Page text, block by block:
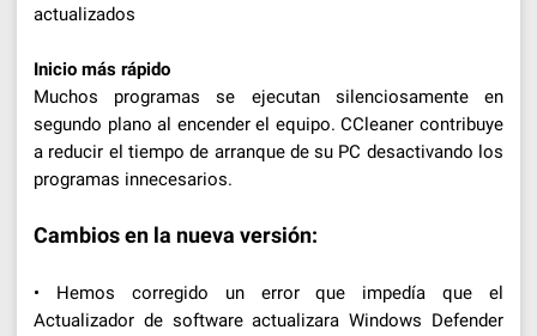
actualizados
Inicio más rápido
Muchos programas se ejecutan silenciosamente en
segundo plano al encender el equipo. CCleaner contribuye
a reducir el tiempo de arranque de su PC desactivando los
programas innecesarios.
Cambios en la nueva versión:
• Hemos corregido un error que impedía que el
Actualizador de software actualizara Windows Defender